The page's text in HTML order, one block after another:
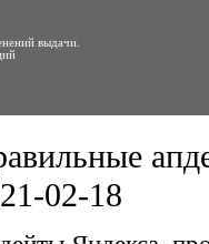
выдачи.
02-18